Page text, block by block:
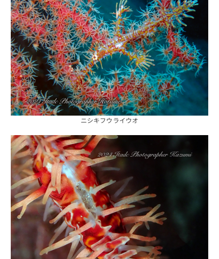
ニシキフウライウオ